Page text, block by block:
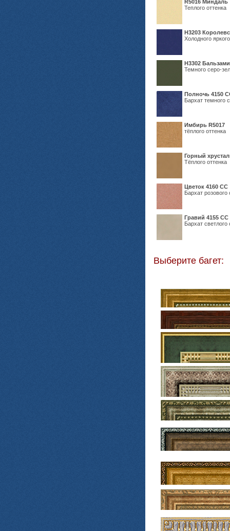
R5016 Миндаль
Теплого оттенка
Н3203
Холодного
Н3302
Темного серо-
Полночь 4150
Бархат темного
Имбирь R5017
тёплого оттенка
Горный
Тёплого оттенка
Цветок 4160 СС
Бархат розового
Гравий 4155 СС
Бархат светлого
Выберите багет: